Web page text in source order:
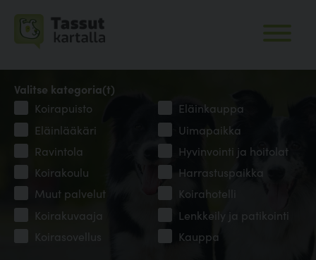
Valitse kategoria(t)
Koirapuisto
Eläinkauppa
Eläinlääkäri
Uimapaikka
Ravintola
Hyvinvointi ja hoitolat
Koirakoulu
Harrastuspaikka
Muut palvelut
Koirahotelli
Koirakuvaaja
Lenkkeily ja patikointi
Koirasovellus
Kauppa